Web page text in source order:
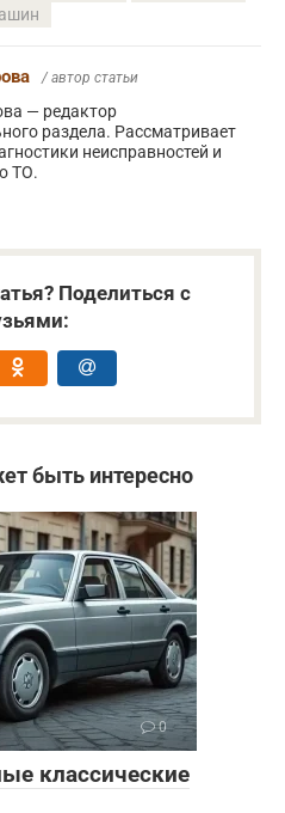
/ автор статьи
— редактор
раздела. Рассматривает
неисправностей и
ТО.
Поделиться с
быть интересно
0
классические